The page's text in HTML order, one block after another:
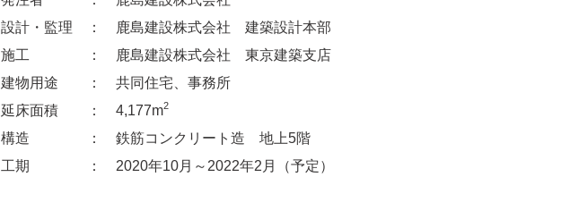
設計・監理 ： 鹿島建設株式会社 建築設計本部
施工
： 鹿島建設株式会社 東京建築支店
建物用途
： 共同住宅、事務所
延床面積
： 4,177m2
構造
： 鉄筋コンクリート造 地上5階
工期
： 2020年10月～2022年2月（予定）